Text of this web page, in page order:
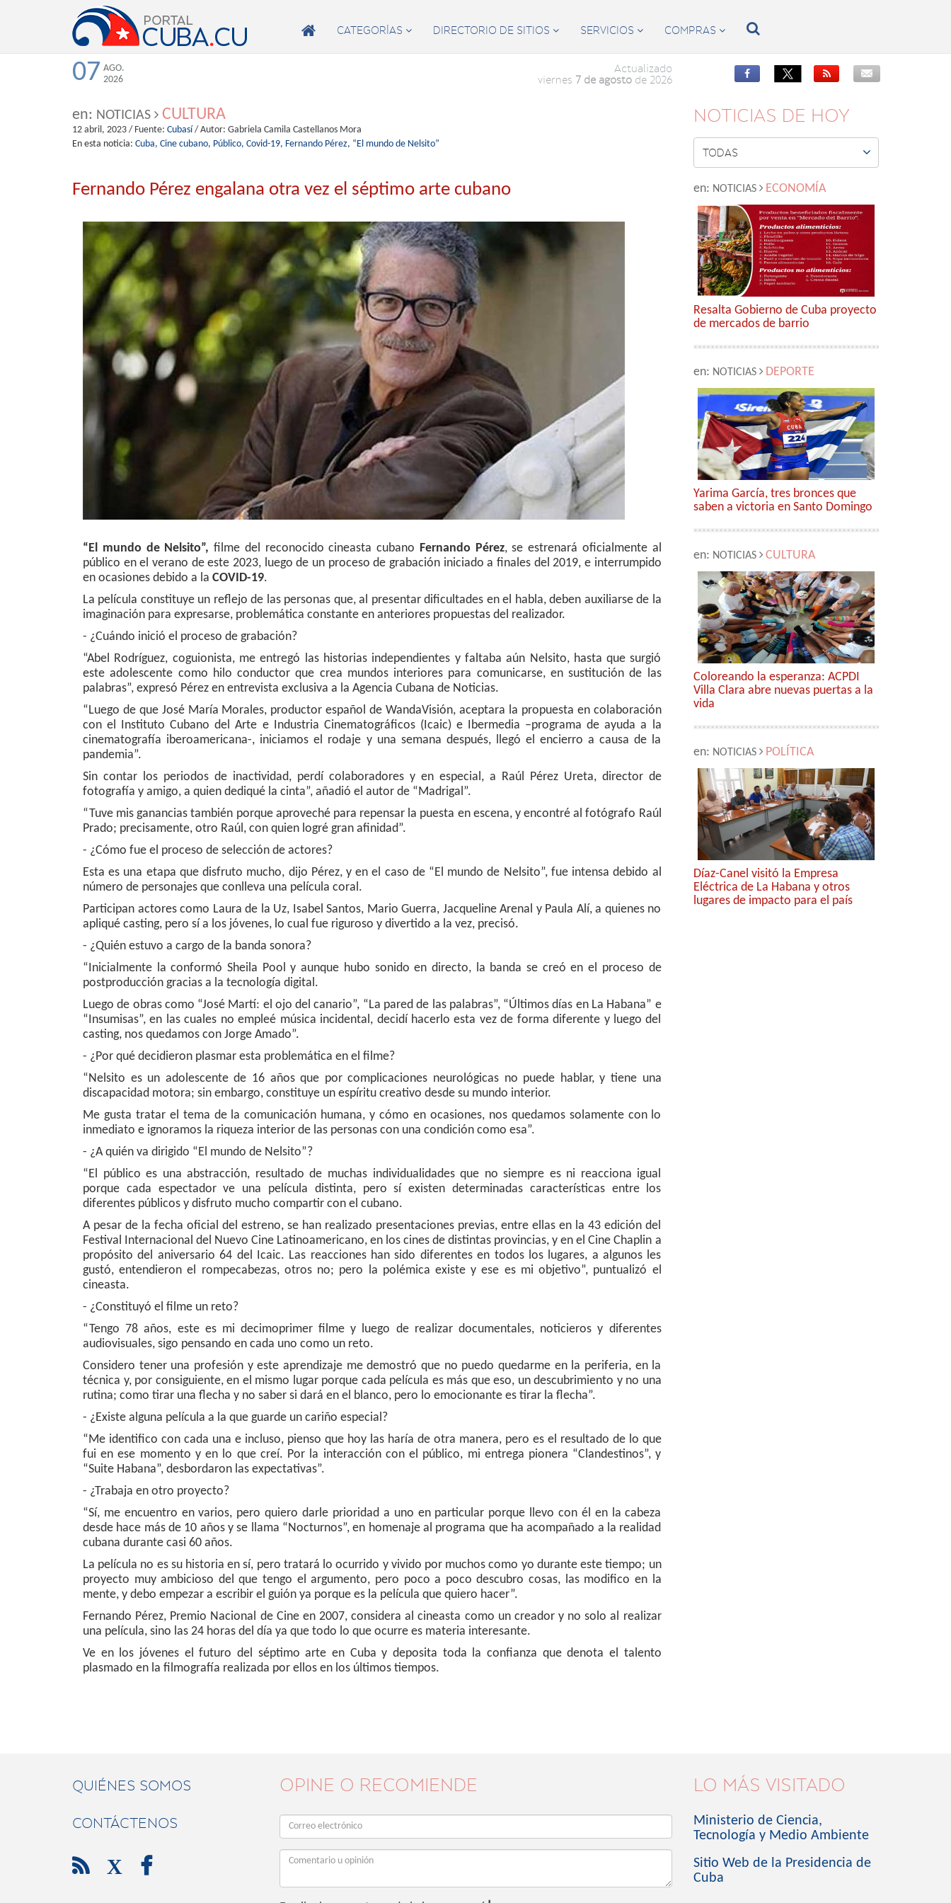
 CATEGORÍAS  DIRECTORIO DE SITIOS  SERVICIOS  COMPRAS  
07 AGO.
2026
Actualizado
viernes 7 de agostode 2026


en: NOTICIAS CULTURA
12 abril, 2023 / Fuente: Cubasí / Autor: Gabriela Camila Castellanos Mora
En esta noticia: Cuba, Cine cubano, Público, Covid-19, Fernando Pérez, “El mundo de Nelsito”
Fernando Pérez engalana otra vez el séptimo arte cubano
“El mundo de Nelsito”, filme del reconocido cineasta cubano Fernando Pérez, se estrenará oficialmente al
público en el verano de este 2023, luego de un proceso de grabación iniciado a finales del 2019, e interrumpido
en ocasiones debido a la COVID-19.
La película constituye un reflejo de las personas que, al presentar dificultades en el habla, deben auxiliarse de la
imaginación para expresarse, problemática constante en anteriores propuestas del realizador.
- ¿Cuándo inició el proceso de grabación?
“Abel Rodríguez, coguionista, me entregó las historias independientes y faltaba aún Nelsito, hasta que surgió
este adolescente como hilo conductor que crea mundos interiores para comunicarse, en sustitución de las
palabras”, expresó Pérez en entrevista exclusiva a la Agencia Cubana de Noticias.
“Luego de que José María Morales, productor español de WandaVisión, aceptara la propuesta en colaboración
con el Instituto Cubano del Arte e Industria Cinematográficos (Icaic) e Ibermedia –programa de ayuda a la
cinematografía iberoamericana-, iniciamos el rodaje y una semana después, llegó el encierro a causa de la
pandemia”.
Sin contar los periodos de inactividad, perdí colaboradores y en especial, a Raúl Pérez Ureta, director de
fotografía y amigo, a quien dediqué la cinta”, añadió el autor de “Madrigal”.
“Tuve mis ganancias también porque aproveché para repensar la puesta en escena, y encontré al fotógrafo Raúl
Prado; precisamente, otro Raúl, con quien logré gran afinidad”.
- ¿Cómo fue el proceso de selección de actores?
Esta es una etapa que disfruto mucho, dijo Pérez, y en el caso de “El mundo de Nelsito”, fue intensa debido al
número de personajes que conlleva una película coral.
Participan actores como Laura de la Uz, Isabel Santos, Mario Guerra, Jacqueline Arenal y Paula Alí, a quienes no
apliqué casting, pero sí a los jóvenes, lo cual fue riguroso y divertido a la vez, precisó.
- ¿Quién estuvo a cargo de la banda sonora?
“Inicialmente la conformó Sheila Pool y aunque hubo sonido en directo, la banda se creó en el proceso de
postproducción gracias a la tecnología digital.
Luego de obras como “José Martí: el ojo del canario”, “La pared de las palabras”, “Últimos días en La Habana” e
“Insumisas”, en las cuales no empleé música incidental, decidí hacerlo esta vez de forma diferente y luego del
casting, nos quedamos con Jorge Amado”.
- ¿Por qué decidieron plasmar esta problemática en el filme?
“Nelsito es un adolescente de 16 años que por complicaciones neurológicas no puede hablar, y tiene una
discapacidad motora; sin embargo, constituye un espíritu creativo desde su mundo interior.
Me gusta tratar el tema de la comunicación humana, y cómo en ocasiones, nos quedamos solamente con lo
inmediato e ignoramos la riqueza interior de las personas con una condición como esa”.
- ¿A quién va dirigido “El mundo de Nelsito”?
“El público es una abstracción, resultado de muchas individualidades que no siempre es ni reacciona igual
porque cada espectador ve una película distinta, pero sí existen determinadas características entre los
diferentes públicos y disfruto mucho compartir con el cubano.
A pesar de la fecha oficial del estreno, se han realizado presentaciones previas, entre ellas en la 43 edición del
Festival Internacional del Nuevo Cine Latinoamericano, en los cines de distintas provincias, y en el Cine Chaplin a
propósito del aniversario 64 del Icaic. Las reacciones han sido diferentes en todos los lugares, a algunos les
gustó, entendieron el rompecabezas, otros no; pero la polémica existe y ese es mi objetivo”, puntualizó el
cineasta.
- ¿Constituyó el filme un reto?
“Tengo 78 años, este es mi decimoprimer filme y luego de realizar documentales, noticieros y diferentes
audiovisuales, sigo pensando en cada uno como un reto.
Considero tener una profesión y este aprendizaje me demostró que no puedo quedarme en la periferia, en la
técnica y, por consiguiente, en el mismo lugar porque cada película es más que eso, un descubrimiento y no una
rutina; como tirar una flecha y no saber si dará en el blanco, pero lo emocionante es tirar la flecha”.
- ¿Existe alguna película a la que guarde un cariño especial?
“Me identifico con cada una e incluso, pienso que hoy las haría de otra manera, pero es el resultado de lo que
fui en ese momento y en lo que creí. Por la interacción con el público, mi entrega pionera “Clandestinos”, y
“Suite Habana”, desbordaron las expectativas”.
- ¿Trabaja en otro proyecto?
“Sí, me encuentro en varios, pero quiero darle prioridad a uno en particular porque llevo con él en la cabeza
desde hace más de 10 años y se llama “Nocturnos”, en homenaje al programa que ha acompañado a la realidad
cubana durante casi 60 años.
La película no es su historia en sí, pero tratará lo ocurrido y vivido por muchos como yo durante este tiempo; un
proyecto muy ambicioso del que tengo el argumento, pero poco a poco descubro cosas, las modifico en la
mente, y debo empezar a escribir el guión ya porque es la película que quiero hacer”.
Fernando Pérez, Premio Nacional de Cine en 2007, considera al cineasta como un creador y no solo al realizar
una película, sino las 24 horas del día ya que todo lo que ocurre es materia interesante.
Ve en los jóvenes el futuro del séptimo arte en Cuba y deposita toda la confianza que denota el talento
plasmado en la filmografía realizada por ellos en los últimos tiempos.
NOTICIAS DE HOY
TODAS 
en: NOTICIAS ECONOMÍA
Resalta Gobierno de Cuba proyecto
de mercados de barrio
en: NOTICIAS DEPORTE
Yarima García, tres bronces que
saben a victoria en Santo Domingo
en: NOTICIAS CULTURA
Coloreando la esperanza: ACPDI
Villa Clara abre nuevas puertas a la
vida
en: NOTICIAS POLÍTICA
Díaz-Canel visitó la Empresa
Eléctrica de La Habana y otros
lugares de impacto para el país
QUIÉNES SOMOS
CONTÁCTENOS
 X 
OPINE O RECOMIENDE LO MÁS VISITADO
Ministerio de Ciencia,
Tecnología y Medio Ambiente
Sitio Web de la Presidencia de
Cuba